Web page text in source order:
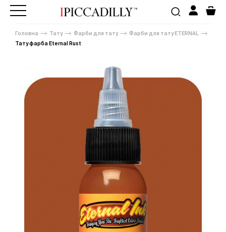
Головна Тату Фарби для тату
Фарби для тату ETERNAL
Тату фарба Eternal Rust